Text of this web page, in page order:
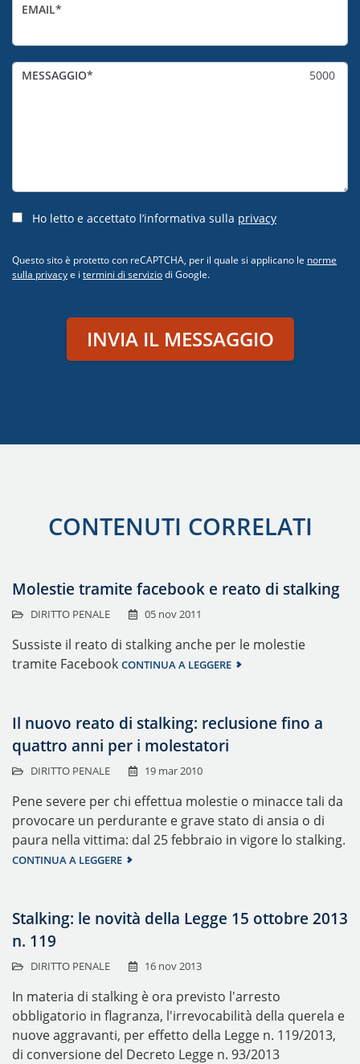
EMAIL
MESSAGGIO 5000
Ho letto e accettato l’informativa sulla privacy
Questo sito è protetto con reCAPTCHA, per il quale si applicano le norme
sulla privacye i termini di serviziodi Google.
INVIA IL MESSAGGIO
CONTENUTI CORRELATI
Molestie tramite facebook e reato di stalking
DIRITTO PENALE 05 nov 2011
Sussiste il reato di stalking anche per le molestie
tramite Facebook CONTINUA A LEGGERE
Il nuovo reato di stalking: reclusione fino a
quattro anni per i molestatori
DIRITTO PENALE 19 mar 2010
Pene severe per chi effettua molestie o minacce tali da
provocare un perdurante e grave stato di ansia o di
paura nella vittima: dal 25 febbraio in vigore lo stalking.
CONTINUA A LEGGERE
Stalking: le novità della Legge 15 ottobre 2013
n. 119
DIRITTO PENALE 16 nov 2013
In materia di stalking è ora previsto l'arresto
obbligatorio in flagranza, l'irrevocabilità della querela e
nuove aggravanti, per effetto della Legge n. 119/2013,
di conversione del Decreto Legge n. 93/2013